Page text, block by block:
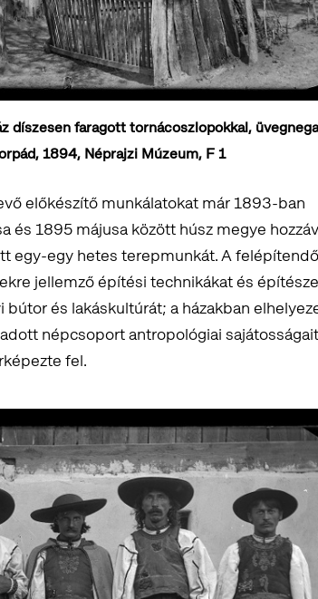
díszesen faragott tornácoszlopokkal,
1894, Néprajzi Múzeum, F 1
előkészítő munkálatokat már 1893-ban
és 1895 májusa között húsz megye
egy-egy hetes terepmunkát. A felépítendő
jellemző építési technikákat és
bútor és lakáskultúrát; a házakban
népcsoport antropológiai
fel.